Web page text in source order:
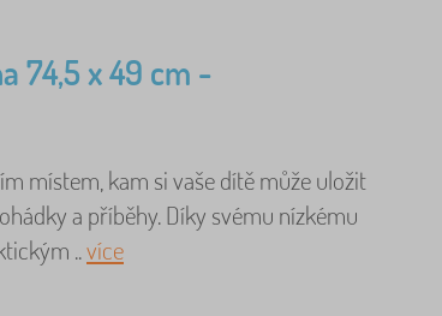
74,5 x 49 cm -
místem, kam si vaše dítě může uložit
a příběhy. Díky svému nízkému
..více